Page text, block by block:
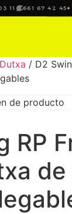
11 661 67 42 45
/ D2
RP
de